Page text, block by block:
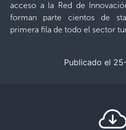
acceso a la Red de
forman parte cientos de
primera fila de todo el sector
Publicado el